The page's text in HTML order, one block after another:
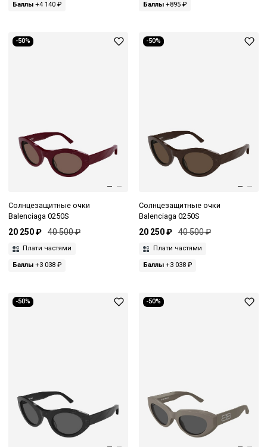
Баллы +4 140 ₽ Баллы+895 ₽
-50%
Солнцезащитные очки
Balenciaga 0250S
20 250 ₽ 40 500 ₽
Плати частями
Баллы +3 038 ₽
-50%
Солнцезащитные очки
Balenciaga 0250S
20 250 ₽ 40 500 ₽
Плати частями
Баллы+3 038 ₽
-50% -50%